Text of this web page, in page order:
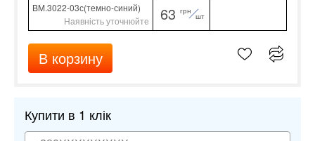
BM.3022-03с(темно-синий)
Наявність уточнюйте
63 грн
шт
В корзину
Купити в 1 клік